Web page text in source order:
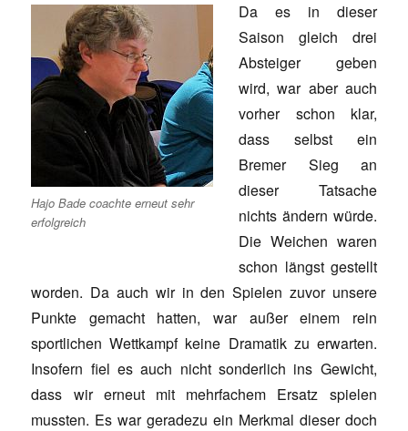
Hajo Bade coachte erneut sehr
erfolgreich
Da es in dieser
Saison gleich drei
Absteiger geben
wird, war aber auch
vorher schon klar,
dass selbst ein
Bremer Sieg an
dieser Tatsache
nichts ändern würde.
Die Weichen waren
schon längst gestellt
worden. Da auch wir in den Spielen zuvor unsere
Punkte gemacht hatten, war außer einem rein
sportlichen Wettkampf keine Dramatik zu erwarten.
Insofern fiel es auch nicht sonderlich ins Gewicht,
dass wir erneut mit mehrfachem Ersatz spielen
mussten. Es war geradezu ein Merkmal dieser doch